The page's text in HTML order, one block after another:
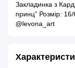
Закладинка з
принц” Розмір:
@levona_art